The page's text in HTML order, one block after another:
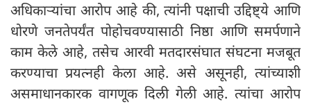
अधिकाऱ्यांचा आरोप आहे की, त्यांनी पक्षाची उद्दिष्ट्ये आणि
धोरणे जनतेपर्यंत पोहोचवण्यासाठी निष्ठा आणि समर्पणाने
काम केले आहे, तसेच आरवी मतदारसंघात संघटना मजबूत
करण्याचा प्रयत्नही केला आहे. असे असूनही, त्यांच्याशी
असमाधानकारक वागणूक दिली गेली आहे. त्यांचा आरोप